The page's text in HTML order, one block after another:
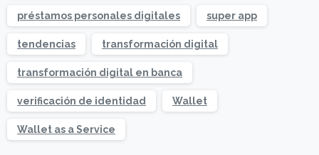
préstamos personales digitales super app
tendencias transformación digital
transformación digital en banca
verificación de identidad Wallet
Wallet as a Service